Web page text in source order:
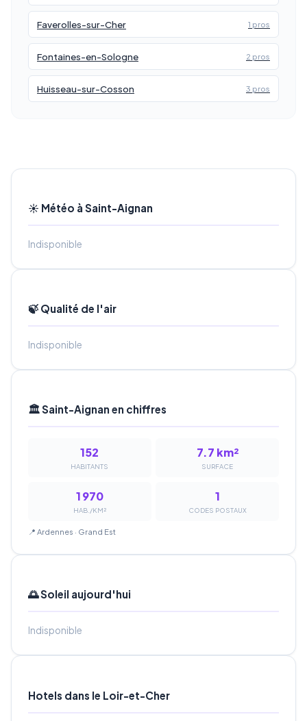
Faverolles-sur-Cher 1 pros
Fontaines-en-Sologne 2 pros
Huisseau-sur-Cosson 3 pros
☀️ Météo à Saint-Aignan
Indisponible
🍃 Qualité de l'air
Indisponible
🏛️ Saint-Aignan en chiffres
152
HABITANTS
7.7 km²
SURFACE
1 970
HAB./KM²
1
CODES POSTAUX
📍 Ardennes · Grand Est
🌅 Soleil aujourd'hui
Indisponible
Hotels dans le Loir-et-Cher